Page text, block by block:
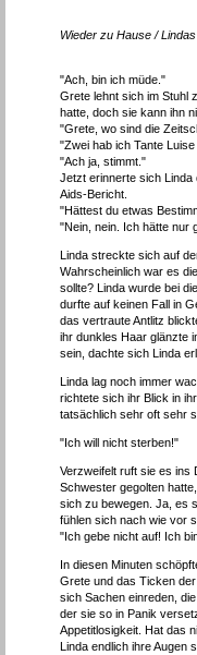
Wieder zu Hause /
"Ach, bin ich müde."
Grete lehnt sich im Stuhl
hatte, doch sie kann ihn
"Grete, wo sind die
"Zwei hab ich Tante
"Ach ja, stimmt."
Jetzt erinnerte sich Linda
Aids-Bericht.
"Hättest du etwas
"Nein, nein. Ich hätte nur
Linda streckte sich auf
Wahrscheinlich war es
sollte? Linda wurde bei
durfte auf keinen Fall in
das vertraute Antlitz
ihr dunkles Haar glänzte
sein, dachte sich Linda
Linda lag noch immer
richtete sich ihr Blick in
tatsächlich sehr oft sehr
"Ich will nicht sterben!"
Verzweifelt ruft sie es ins
Schwester gegolten
sich zu bewegen. Ja, es
fühlen sich nach wie vor
"Ich gebe nicht auf! Ich
In diesen Minuten
Grete und das Ticken
sich Sachen einreden,
der sie so in Panik
Appetitlosigkeit. Hat das
Linda endlich ihre Augen